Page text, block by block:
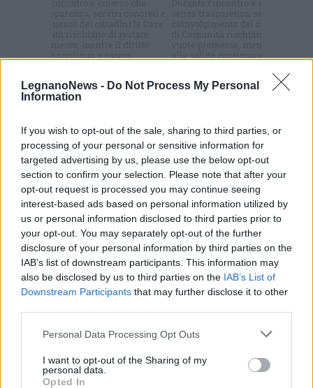
LegnanoNews - Do Not Process My Personal
Information
If you wish to opt-out of the sale, sharing to third parties, or
processing of your personal or sensitive information for
targeted advertising by us, please use the below opt-out
section to confirm your selection. Please note that after your
opt-out request is processed you may continue seeing
interest-based ads based on personal information utilized by
us or personal information disclosed to third parties prior to
your opt-out. You may separately opt-out of the further
disclosure of your personal information by third parties on the
IAB’s list of downstream participants. This information may
also be disclosed by us to third parties on the IAB’s List of
Downstream Participants that may further disclose it to other
Personal Data Processing Opt Outs
I want to opt-out of the Sharing of my
personal data.
Opted In
Commenti
articolo.
L'email è richiesta ma non verrà mostrata ai visitatori. Il contenuto di questo
commento esprime il pensiero dell'autore e non rappresenta la linea editoriale
di VareseNews.it, che rimane autonoma e indipendente. I messaggi inclusi nei
commenti non sono testi giornalistici, ma post inviati dai singoli lettori che
possono essere automaticamente pubblicati senza filtro preventivo. I commenti
che includano uno o più link a siti esterni verranno rimossi in automatico dal
sistema.